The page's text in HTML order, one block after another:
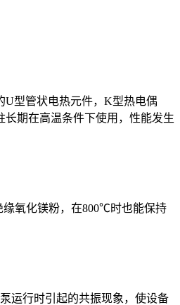
U型管状电热元件，K型热电偶
长期在高温条件下使用，性能发生
缘氧化镁粉，在800℃时也能保持
运行时引起的共振现象，使设备